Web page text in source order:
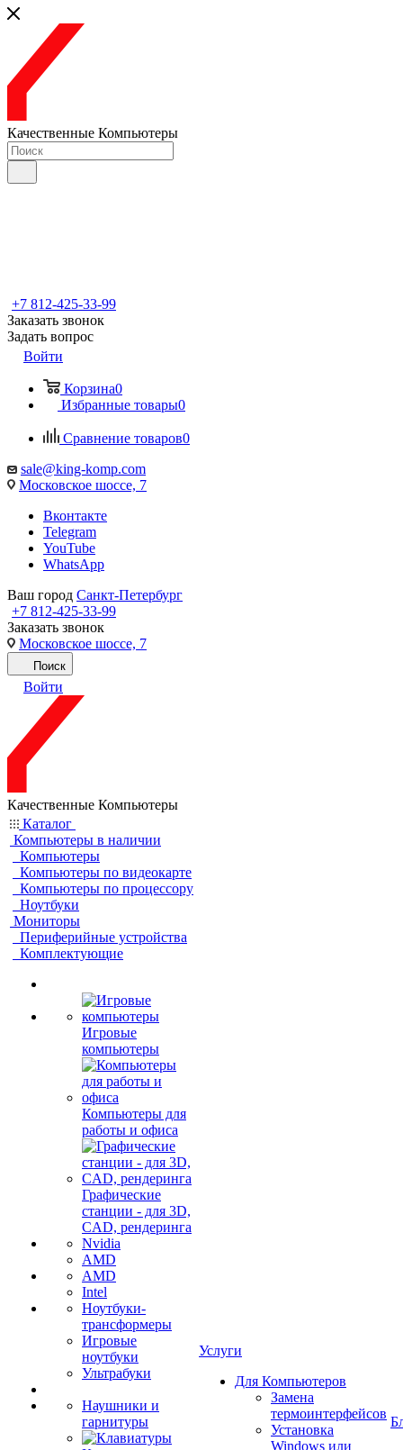
Качественные Компьютеры
+7 812-425-33-99
Заказать звонок
Задать вопрос
Войти
Корзина0
Избранные товары0
Сравнение товаров0
sale@king-komp.com
Московское шоссе, 7
Вконтакте
Telegram
YouTube
WhatsApp
Ваш город Санкт-Петербург
+7 812-425-33-99
Заказать звонок
Московское шоссе, 7
Поиск
Войти
Качественные Компьютеры
Каталог
Компьютеры в наличии
Компьютеры
Компьютеры по видеокарте
Компьютеры по процессору
Ноутбуки
Мониторы
Периферийные устройства
Комплектующие
Игровые
компьютеры
Компьютеры для
работы и офиса
Графические
станции - для 3D,
CAD, рендеринга
Nvidia
AMD
AMD
Intel
Ноутбуки-
трансформеры
Игровые
ноутбуки
Ультрабуки
Наушники и
гарнитуры
Услуги
Для Компьютеров
Замена
термоинтерфейсов
Установка
Windows или